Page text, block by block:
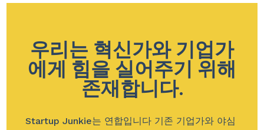
우리는 혁신가와 기업가
에게 힘을 실어주기 위해
존재합니다.
Startup Junkie는 연합입니다 기존 기업가와 야심